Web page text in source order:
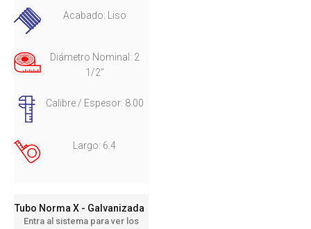
Acabado: Liso
Diámetro Nominal: 2
1/2"
Calibre / Espesor: 8.00
Largo: 6.4
Tubo Norma X - Galvanizada
Entra al sistema para ver los